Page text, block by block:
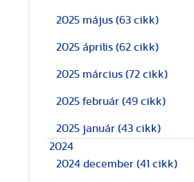
2025 május (63 cikk)
2025 április (62 cikk)
2025 március (72 cikk)
2025 február (49 cikk)
2025 január (43 cikk)
2024
2024 december (41 cikk)